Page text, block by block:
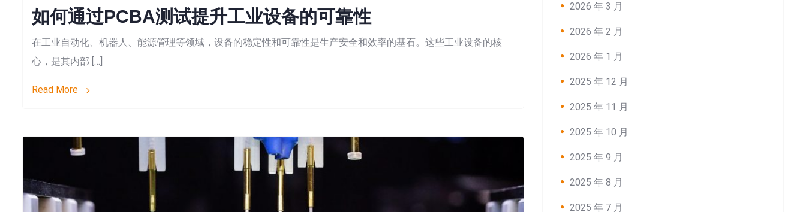
Search:
如何通过PCBA测试提升工业设备的可靠性
在工业自动化、机器人、能源管理等领域，设备的稳定性和可靠性是生产安全和效率的基石。这些工业设备的核
心，是其内部 […]
Read More
2026 年 3 月
2026 年 2 月
2026 年 1 月
2025 年 12 月
2025 年 11 月
2025 年 10 月
2025 年 9 月
2025 年 8 月
2025 年 7 月